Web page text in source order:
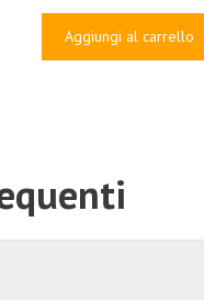
era:
€497.00.
è:
Aggiungi al carrello